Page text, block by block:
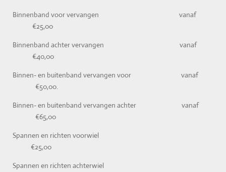
Binnenband voor vervangen vanaf
€25,00
Binnenband achter vervangen vanaf
€40,00
Binnen- en buitenband vervangen voor vanaf
€50,00.
Binnen- en buitenband vervangen achter vanaf
€65,00
Spannen en richten voorwiel
€25,00
Spannen en richten achterwiel